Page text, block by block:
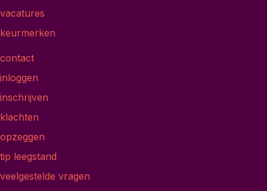
vacatures
keurmerken
contact
inloggen
inschrijven
klachten
opzeggen
tip leegstand
veelgestelde vragen